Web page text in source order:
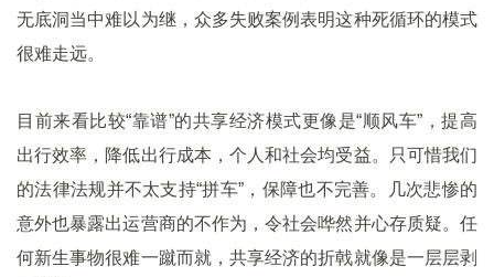
无底洞当中难以为继，众多失败案例表明这种死循环的模式
很难走远。
目前来看比较“靠谱”的共享经济模式更像是“顺风车”，提高
出行效率，降低出行成本，个人和社会均受益。只可惜我们
的法律法规并不太支持“拼车”，保障也不完善。几次悲惨的
意外也暴露出运营商的不作为，令社会哗然并心存质疑。任
何新生事物很难一蹴而就，共享经济的折戟就像是一层层剥